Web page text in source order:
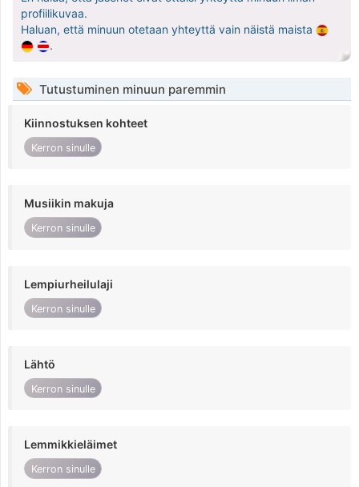
profiilikuvaa.
Haluan, että minuun otetaan yhteyttä vain näistä maista
.
Tutustuminen minuun paremmin
Kiinnostuksen kohteet
Kerron sinulle
Musiikin makuja
Kerron sinulle
Lempiurheilulaji
Kerron sinulle
Lähtö
Kerron sinulle
Lemmikkieläimet
Kerron sinulle